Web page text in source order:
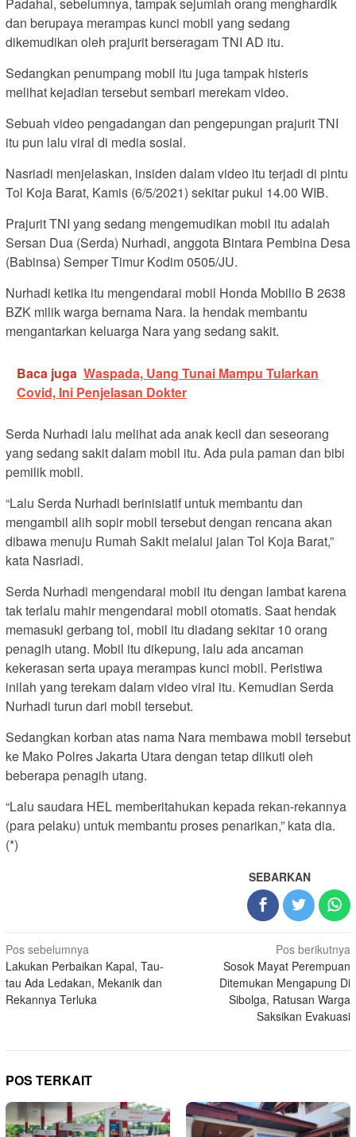
dan berupaya merampas kunci mobil yang sedang
dikemudikan oleh prajurit berseragam TNI AD itu.
Sedangkan penumpang mobil itu juga tampak histeris
melihat kejadian tersebut sembari merekam video.
Sebuah video pengadangan dan pengepungan prajurit TNI
itu pun lalu viral di media sosial.
Nasriadi menjelaskan, insiden dalam video itu terjadi di pintu
Tol Koja Barat, Kamis (6/5/2021) sekitar pukul 14.00 WIB.
Prajurit TNI yang sedang mengemudikan mobil itu adalah
Sersan Dua (Serda) Nurhadi, anggota Bintara Pembina Desa
(Babinsa) Semper Timur Kodim 0505/JU.
Nurhadi ketika itu mengendarai mobil Honda Mobilio B 2638
BZK milik warga bernama Nara. Ia hendak membantu
mengantarkan keluarga Nara yang sedang sakit.
Baca juga Waspada, Uang Tunai Mampu Tularkan
Covid, Ini Penjelasan Dokter
Serda Nurhadi lalu melihat ada anak kecil dan seseorang
yang sedang sakit dalam mobil itu. Ada pula paman dan bibi
pemilik mobil.
“Lalu Serda Nurhadi berinisiatif untuk membantu dan
mengambil alih sopir mobil tersebut dengan rencana akan
dibawa menuju Rumah Sakit melalui jalan Tol Koja Barat,”
kata Nasriadi.
Serda Nurhadi mengendarai mobil itu dengan lambat karena
tak terlalu mahir mengendarai mobil otomatis. Saat hendak
memasuki gerbang tol, mobil itu diadang sekitar 10 orang
penagih utang. Mobil itu dikepung, lalu ada ancaman
kekerasan serta upaya merampas kunci mobil. Peristiwa
inilah yang terekam dalam video viral itu. Kemudian Serda
Nurhadi turun dari mobil tersebut.
Sedangkan korban atas nama Nara membawa mobil tersebut
ke Mako Polres Jakarta Utara dengan tetap diikuti oleh
beberapa penagih utang.
“Lalu saudara HEL memberitahukan kepada rekan-rekannya
(para pelaku) untuk membantu proses penarikan,” kata dia.
(*)
SEBARKAN
Navigasi
pos
Pos sebelumnya
Lakukan Perbaikan Kapal, Tau-
tau Ada Ledakan, Mekanik dan
Rekannya Terluka
Pos berikutnya
Sosok Mayat Perempuan
Ditemukan Mengapung Di
Sibolga, Ratusan Warga
Saksikan Evakuasi
POS TERKAIT